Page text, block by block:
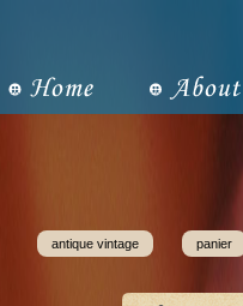
antique vintage panier